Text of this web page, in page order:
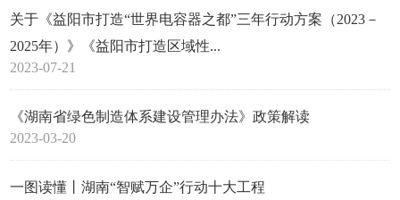
关于《益阳市打造“世界电容器之都”三年行动方案（2023－
2025年）》《益阳市打造区域性...
2023-07-21
《湖南省绿色制造体系建设管理办法》政策解读
2023-03-20
一图读懂丨湖南“智赋万企”行动十大工程